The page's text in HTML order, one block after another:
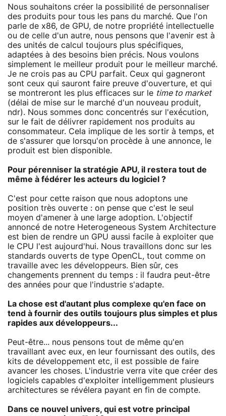
Nous souhaitons créer la possibilité de personnaliser
des produits pour tous les pans du marché. Que l'on
parle de x86, de GPU, de notre propriété intellectuelle
ou de celle d'un autre, nous pensons que l'avenir est à
des unités de calcul toujours plus spécifiques,
adaptées à des besoins bien précis. Nous voulons
simplement le meilleur produit pour le meilleur marché.
Je ne crois pas au CPU parfait. Ceux qui gagneront
sont ceux qui sauront faire preuve d'ouverture, et qui
se montreront les plus efficaces sur le time to market
(délai de mise sur le marché d'un nouveau produit,
ndr). Nous sommes donc concentrés sur l'exécution,
sur le fait de délivrer rapidement nos produits au
consommateur. Cela implique de les sortir à temps, et
de s'assurer que lorsqu'on procède à une annonce, le
produit est bien disponible.
Pour pérenniser la stratégie APU, il restera tout de
même à fédérer les acteurs du logiciel ?
C'est pour cette raison que nous adoptons une
position très ouverte : on pense que c'est le seul
moyen d'amener à une large adoption. L'objectif
annoncé de notre Heterogeneous System Architecture
est bien de rendre un GPU aussi facile à exploiter que
le CPU l'est aujourd'hui. Nous travaillons donc sur les
standards ouverts de type OpenCL, tout comme on
travaille avec les développeurs. Bien sûr, ces
changements prennent du temps : il faudra peut-être
des années pour que l'industrie s'adapte.
La chose est d'autant plus complexe qu'en face on
tend à fournir des outils toujours plus simples et plus
rapides aux développeurs...
Peut-être... nous pensons tout de même qu'en
travaillant avec eux, en leur fournissant des outils, des
kits de développement etc, il est possible de faire
avancer les choses. L'industrie verra vite que créer des
logiciels capables d'exploiter intelligemment plusieurs
architectures se révélera payant en fin de compte.
Dans ce nouvel univers, qui est votre principal